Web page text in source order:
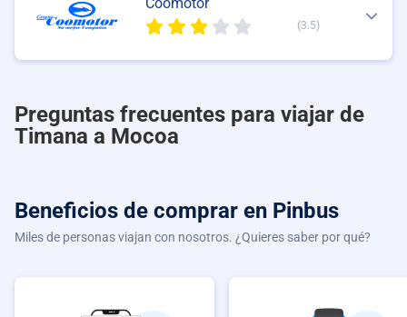
(3.5)
Preguntas frecuentes para viajar de
Timana a Mocoa
Beneficios de comprar en Pinbus
Miles de personas viajan con nosotros. ¿Quieres saber por qué?